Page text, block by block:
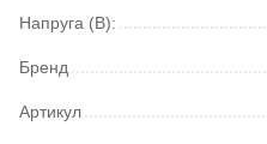
Напруга (В):
Бренд
Артикул